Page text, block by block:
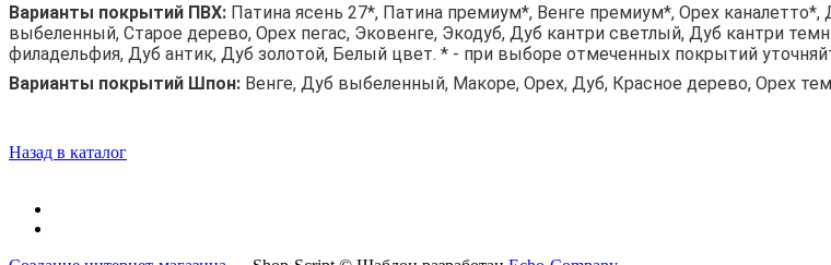
Варианты покрытий ПВХ: Патина ясень 27*, Патина премиум*, Венге премиум*, Орех
выбеленный, Старое дерево, Орех пегас, Эковенге, Экодуб, Дуб кантри светлый, Дуб кантри
филадельфия, Дуб антик, Дуб золотой, Белый цвет. * - при выборе отмеченных покрытий
Варианты покрытий Шпон: Венге, Дуб выбеленный, Макоре, Орех, Дуб, Красное дерево, Орех
Назад в каталог